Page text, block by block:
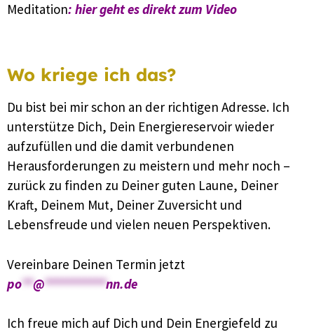
Meditation: hier geht es direkt zum Video
Wo kriege ich das?
Du bist bei mir schon an der richtigen Adresse. Ich
unterstütze Dich, Dein Energiereservoir wieder
aufzufüllen und die damit verbundenen
Herausforderungen zu meistern und mehr noch –
zurück zu finden zu Deiner guten Laune, Deiner
Kraft, Deinem Mut, Deiner Zuversicht und
Lebensfreude und vielen neuen Perspektiven.
Vereinbare Deinen Termin jetzt
po**@***********nn.de
Ich freue mich auf Dich und Dein Energiefeld zu